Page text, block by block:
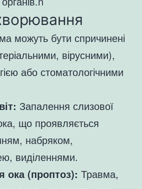
можуть бути спричинені
вірусними),
або стоматологічними
Запалення слизової
що проявляється
набряком,
виділеннями.
ока (проптоз): Травма,